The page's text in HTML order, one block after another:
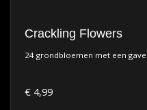
Crackling Flowers
24 grondbloemen met een
€ 4,99